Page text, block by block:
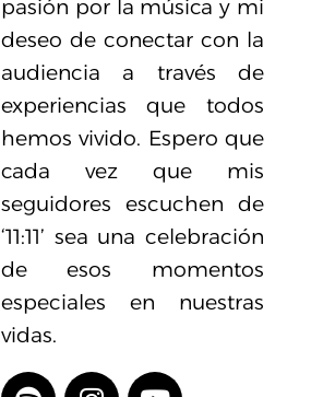
pasión por la música y mi
deseo de conectar con la
audiencia a través de
experiencias que todos
hemos vivido. Espero que
cada vez que mis
seguidores escuchen de
‘11:11’ sea una celebración
de esos momentos
especiales en nuestras
vidas.